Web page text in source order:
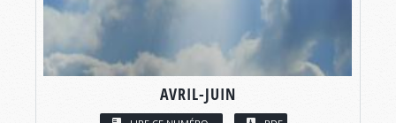
AVRIL-JUIN